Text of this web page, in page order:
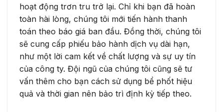
hoạt động trơn tru trở lại. Chỉ khi bạn đã hoàn
toàn hài lòng, chúng tôi mới tiến hành thanh
toán theo báo giá ban đầu. Đồng thời, chúng tôi
sẽ cung cấp phiếu bảo hành dịch vụ dài hạn,
như một lời cam kết về chất lượng và sự uy tín
của công ty. Đội ngũ của chúng tôi cũng sẽ tư
vấn thêm cho bạn cách sử dụng bể phốt hiệu
quả và thời gian nên bảo trì định kỳ tiếp theo.